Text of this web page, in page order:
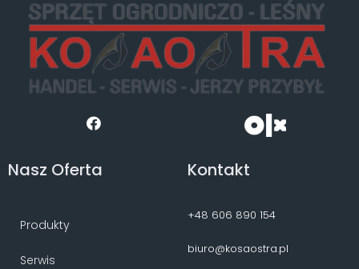
Nasz Oferta
Produkty
Serwis
Kontakt
+48 606 890 154
biuro@kosaostra.pl